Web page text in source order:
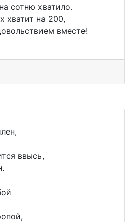
сотню хватило.
хватит на 200,
вместе!
ввысь,